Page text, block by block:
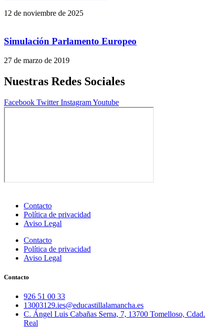
12 de noviembre de 2025
Simulación Parlamento Europeo
27 de marzo de 2019
Nuestras Redes Sociales
Facebook Twitter InstagramYoutube
Contacto
Política de privacidad
Aviso Legal
Contacto
Política de privacidad
Aviso Legal
Contacto
926 51 00 33
13003129.ies@educastillalamancha.es
C. Ángel Luis Cabañas Serna, 7, 13700 Tomelloso, Cdad.
Real